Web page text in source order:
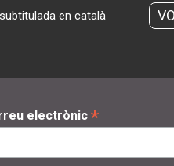
en català
electrònic *